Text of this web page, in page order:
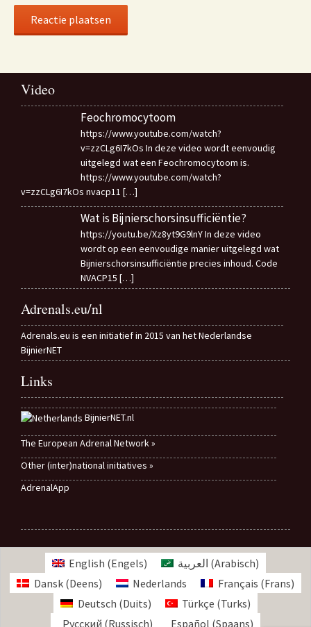
Video
Feochromocytoom
https://www.youtube.com/watch?
v=zzCLg6I7kOs In deze video wordt eenvoudig
uitgelegd wat een Feochromocytoom is.
https://www.youtube.com/watch?
v=zzCLg6I7kOs nvacp11 […]
Wat is Bijnierschorsinsufficiëntie?
https://youtu.be/Xz8yt9G9lnY In deze video
wordt op een eenvoudige manier uitgelegd wat
Bijnierschorsinsufficiëntie precies inhoud. Code
NVACP15 […]
Adrenals.eu/nl
Adrenals.eu is een initiatief in 2015 van het Nederlandse
BijnierNET
Links
BijnierNET.nl
The European Adrenal Network »
Other (inter)national initiatives »
AdrenalApp
English (Engels) العربية (Arabisch)
Dansk(Deens) Nederlands Français (Frans)
Deutsch (Duits) Türkçe (Turks)
Русский (Russisch) Español (Spaans)